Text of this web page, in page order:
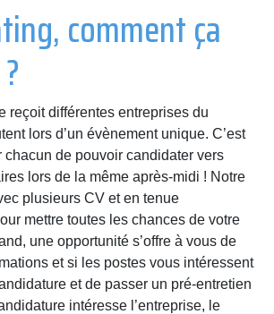
comment ça
reçoit différentes entreprises du
lors d’un évènement unique. C’est
chacun de pouvoir candidater vers
lors de la même après-midi ! Notre
plusieurs CV et en tenue
mettre toutes les chances de votre
une opportunité s’offre à vous de
et si les postes vous intéressent
et de passer un pré-entretien
intéresse l’entreprise, le